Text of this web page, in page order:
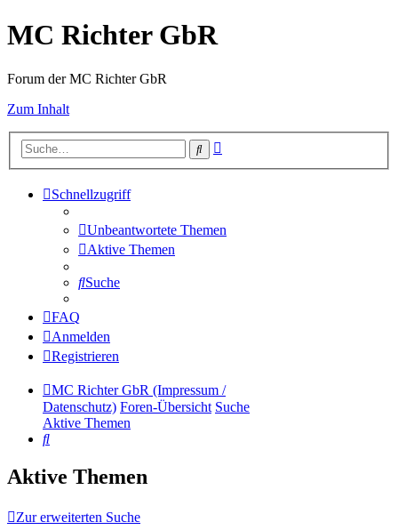
MC Richter GbR
Forum der MC Richter GbR
Zum Inhalt
Suche
Schnellzugriff
Unbeantwortete Themen
Aktive Themen
Suche
FAQ
Anmelden
Registrieren
MC Richter GbR (Impressum /
Datenschutz) Foren-Übersicht Suche
Aktive Themen
Suche
Aktive Themen
Zur erweiterten Suche